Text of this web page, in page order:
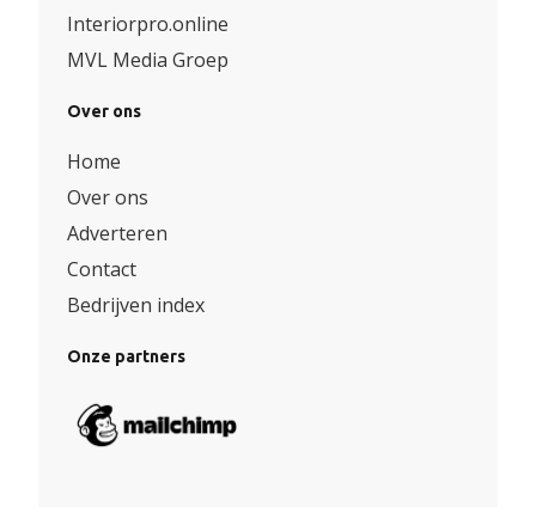
Interiorpro.online
MVL Media Groep
Over ons
Home
Over ons
Adverteren
Contact
Bedrijven index
Onze partners